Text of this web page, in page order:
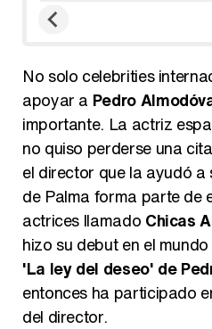
No solo celebrities
apoyar a Pedro
importante. La actriz
no quiso perderse una
el director que la ayudó
de Palma forma parte de
actrices llamado Chicas
hizo su debut en el
'La ley del deseo' de
entonces ha participado
del director.